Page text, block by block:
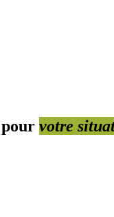
pourvotre